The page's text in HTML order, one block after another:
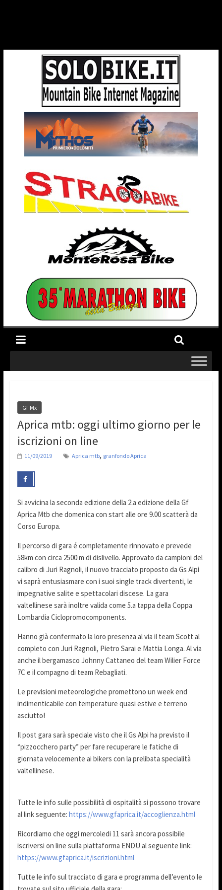
Gf-Mx
Aprica mtb: oggi ultimo giorno per le
iscrizioni on line
11/09/2019 Aprica mtb, granfondo Aprica
Si avvicina la seconda edizione della 2.a edizione della Gf
Aprica Mtb che domenica con start alle ore 9.00 scatterà da
Corso Europa.
Il percorso di gara é completamente rinnovato e prevede
58km con circa 2500 m di dislivello. Approvato da campioni del
calibro di Juri Ragnoli, il nuovo tracciato proposto da Gs Alpi
vi saprà entusiasmare con i suoi single track divertenti, le
impegnative salite e spettacolari discese. La gara
valtellinese sarà inoltre valida come 5.a tappa della Coppa
Lombardia Ciclopromocomponents.
Hanno già confermato la loro presenza al via il team Scott al
completo con Juri Ragnoli, Pietro Sarai e Mattia Longa. Al via
anche il bergamasco Johnny Cattaneo del team Wilier Force
7C e il compagno di team Rebagliati.
Le previsioni meteorologiche promettono un week end
indimenticabile con temperature quasi estive e terreno
asciutto!
Il post gara sarà speciale visto che il Gs Alpi ha previsto il
“pizzocchero party” per fare recuperare le fatiche di
giornata velocemente ai bikers con la prelibata specialità
valtellinese.
Tutte le info sulle possibilità di ospitalità si possono trovare
al link seguente: https://www.gfaprica.it/accoglienza.html
Ricordiamo che oggi mercoledi 11 sarà ancora possibile
iscriversi on line sulla piattaforma ENDU al seguente link:
https://www.gfaprica.it/iscrizioni.html
Tutte le info sul tracciato di gara e programma dell’evento le